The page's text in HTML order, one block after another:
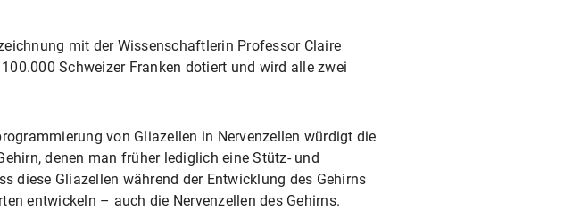
mit der Wissenschaftlerin Professor Claire
Schweizer Franken dotiert und wird alle zwei
von Gliazellen in Nervenzellen würdigt die
denen man früher lediglich eine Stütz- und
diese Gliazellen während der Entwicklung des Gehirns
entwickeln – auch die Nervenzellen des Gehirns.